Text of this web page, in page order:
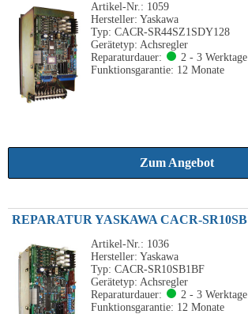
Artikel-Nr.: 1059
Hersteller: Yaskawa
Typ: CACR-SR44SZ1SDY128
Gerätetyp: Achsregler
Reparaturdauer:
2 - 3 Werktage
Funktionsgarantie: 12 Monate
Zum Angebot
Artikel-Nr.: 1036
Hersteller: Yaskawa
Typ: CACR-SR10SB1BF
Gerätetyp: Achsregler
Reparaturdauer:
2 - 3 Werktage
Funktionsgarantie: 12 Monate